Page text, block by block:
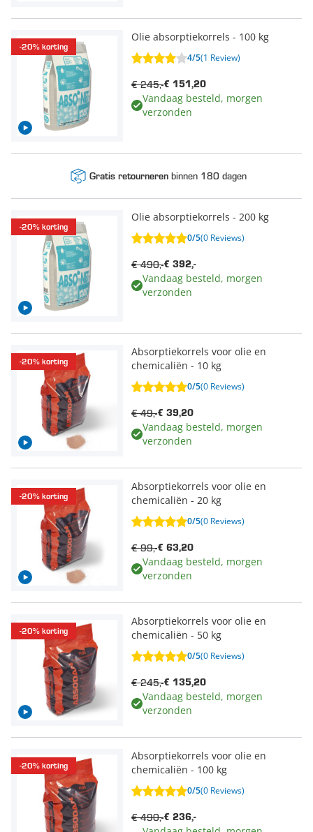
-20% korting
Olie absorptiekorrels - 100 kg
4/5(1 Review)
€ 151,20
€ 245,-
Vandaag besteld, morgen
verzonden
Gratis retournerenbinnen 180 dagen
-20% korting
Olie absorptiekorrels - 200 kg
0/5(0 Reviews)
€ 392,-
€ 490,-
Vandaag besteld, morgen
verzonden
-20% korting
Absorptiekorrels voor olie en
chemicaliën - 10 kg
0/5(0 Reviews)
€ 39,20
€ 49,-
Vandaag besteld, morgen
verzonden
-20% korting
Absorptiekorrels voor olie en
chemicaliën - 20 kg
0/5(0 Reviews)
€ 63,20
€ 99,-
Vandaag besteld, morgen
verzonden
-20% korting
Absorptiekorrels voor olie en
chemicaliën - 50 kg
0/5(0 Reviews)
€ 135,20
€ 245,-
Vandaag besteld, morgen
verzonden
-20% korting
Absorptiekorrels voor olie en
chemicaliën - 100 kg
0/5(0 Reviews)
€ 236,-
€ 490,-